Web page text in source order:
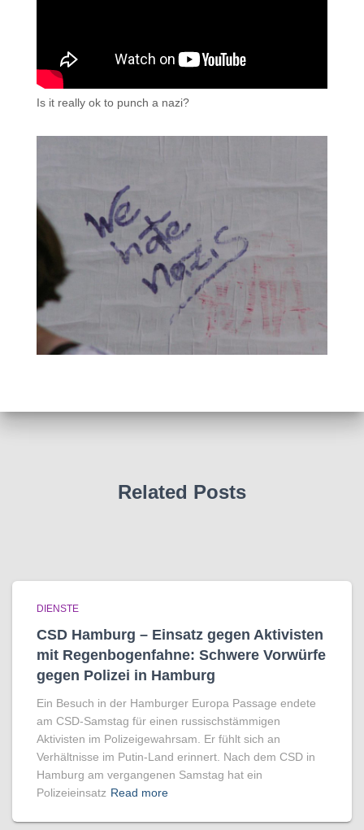
Is it really ok to punch a nazi?
Related Posts
DIENSTE
CSD Hamburg – Einsatz gegen Aktivisten
mit Regenbogen­fahne: Schwere Vorwürfe
gegen Polizei in Hamburg
Ein Besuch in der Hamburger Europa Passage endete
am CSD-Samstag für einen russischstämmigen
Aktivisten im Polizeigewahrsam. Er fühlt sich an
Verhältnisse im Putin-Land erinnert. Nach dem CSD in
Hamburg am vergangenen Samstag hat ein
Polizeieinsatz Read more